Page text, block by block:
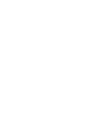
績があります
せん
た発送日数内に発送してい
ています